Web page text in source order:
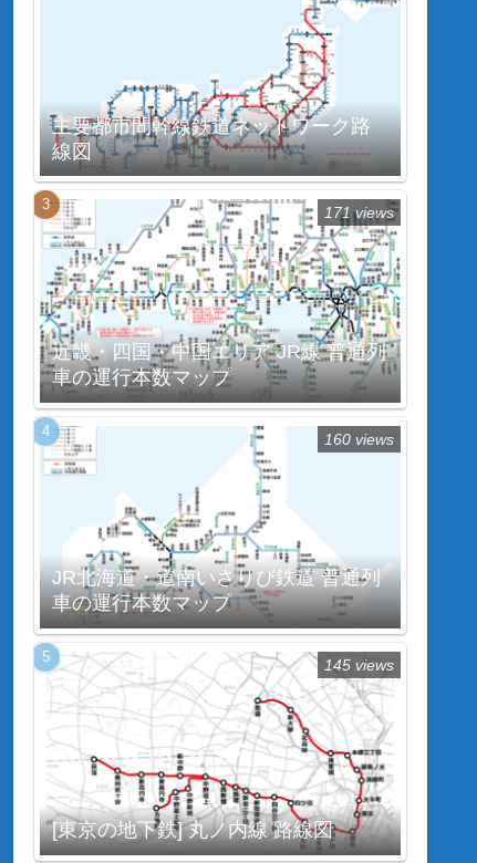
主要都市間幹線鉄道ネットワーク路
線図
近畿・四国・中国エリア JR線 普通列
車の運行本数マップ
171 views
JR北海道・道南いさりび鉄道 普通列
車の運行本数マップ
160 views
[東京の地下鉄] 丸ノ内線 路線図
145 views